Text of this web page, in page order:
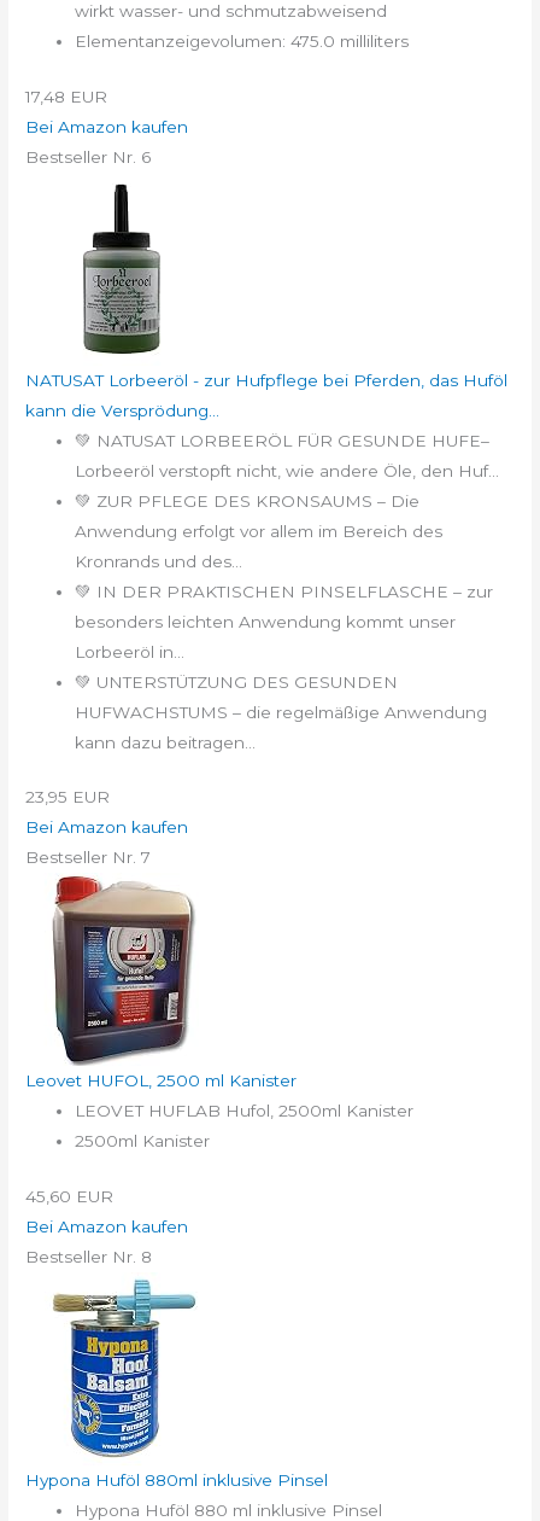
wirkt wasser- und schmutzabweisend
Elementanzeigevolumen: 475.0 milliliters
17,48 EUR
Bei Amazon kaufen
Bestseller Nr. 6
NATUSAT Lorbeeröl - zur Hufpflege bei Pferden, das Huföl
kann die Versprödung...
💚 NATUSAT LORBEERÖL FÜR GESUNDE HUFE–
Lorbeeröl verstopft nicht, wie andere Öle, den Huf...
💚 ZUR PFLEGE DES KRONSAUMS – Die
Anwendung erfolgt vor allem im Bereich des
Kronrands und des...
💚 IN DER PRAKTISCHEN PINSELFLASCHE – zur
besonders leichten Anwendung kommt unser
Lorbeeröl in...
💚 UNTERSTÜTZUNG DES GESUNDEN
HUFWACHSTUMS – die regelmäßige Anwendung
kann dazu beitragen...
23,95 EUR
Bei Amazon kaufen
Bestseller Nr. 7
Leovet HUFOL, 2500 ml Kanister
LEOVET HUFLAB Hufol, 2500ml Kanister
2500ml Kanister
45,60 EUR
Bei Amazon kaufen
Bestseller Nr. 8
Hypona Huföl 880ml inklusive Pinsel
Hypona Huföl 880 ml inklusive Pinsel